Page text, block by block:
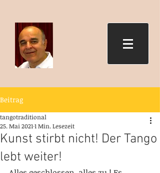
Beitrag
Kunst stirbt nicht! Der Tango
lebt weiter!
tangotraditional
25. Mai 2021 1 Min. Lesezeit